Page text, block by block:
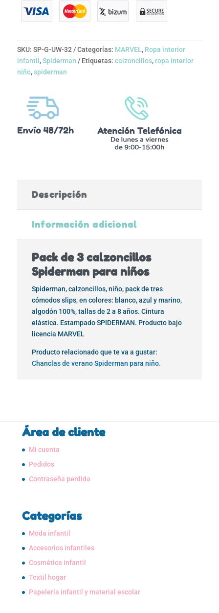
SKU: SP-G-UW-32 Categorías: MARVEL, Ropa interior
infantil ,Spiderman Etiquetas: calzoncillos, ropa interior
niño,spiderman
Descripción
Información adicional
Pack de 3 calzoncillos
Spiderman para niños
Spiderman, calzoncillos, niño, pack de tres
cómodos slips, en colores: blanco, azul y marino,
algodón 100%, tallas de 2 a 8 años. Cintura
elástica. Estampado SPIDERMAN. Producto bajo
licencia MARVEL
Producto relacionado que te va a gustar:
Chanclas de verano Spiderman para niño.
Área de cliente
Mi cuenta
Pedidos
Contraseña perdida
Categorías
Moda infantil
Accesorios infantiles
Cosmética infantil
Textil hogar
Papelería infantil y material escolar